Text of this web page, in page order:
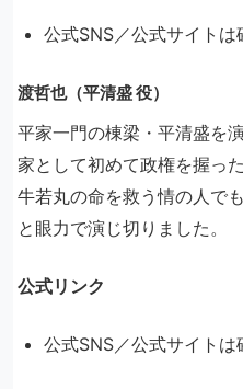
公式SNS／公式サイト
渡哲也（平清盛 役）
平家一門の棟梁・平清盛を
家として初めて政権を握っ
牛若丸の命を救う情の人で
と眼力で演じ切りました。
公式リンク
公式SNS／公式サイト